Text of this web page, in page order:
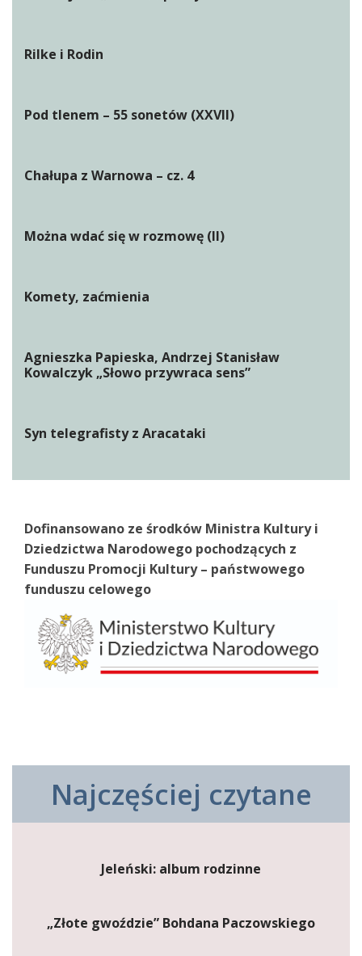
Rilke i Rodin
Pod tlenem – 55 sonetów (XXVII)
Chałupa z Warnowa – cz. 4
Można wdać się w rozmowę (II)
Komety, zaćmienia
Agnieszka Papieska, Andrzej Stanisław
Kowalczyk „Słowo przywraca sens”
Syn telegrafisty z Aracataki
Dofinansowano ze środków Ministra Kultury i
Dziedzictwa Narodowego pochodzących z
Funduszu Promocji Kultury – państwowego
funduszu celowego
Najczęściej czytane
Jeleński: album rodzinne
„Złote gwoździe” Bohdana Paczowskiego